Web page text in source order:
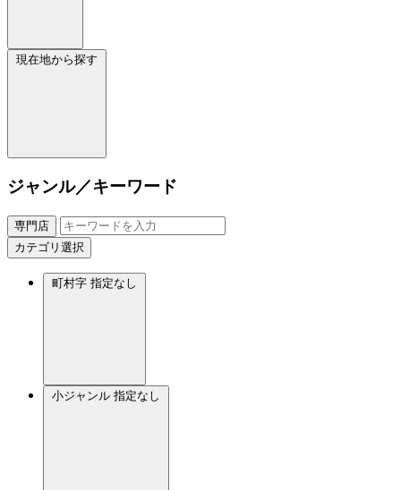
現在地から探す
ジャンル／キーワード
専門店
カテゴリ選択
町村字 指定なし
小ジャンル 指定なし